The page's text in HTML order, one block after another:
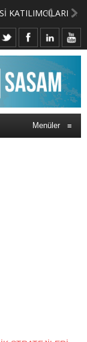
2. SASAM STRATEJİ ZİRVESİ KATILIMCILARI BELLİ OLDU
Menüler ≡